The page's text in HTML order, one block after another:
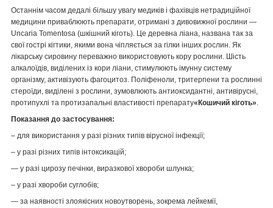
Останнім часом дедалі більшу увагу медиків і фахівців нетрадиційної
медицини приваблюють препарати, отримані з дивовижної рослини —
Uncaria Tomentosa (шкішний кіготь). Це деревна ліана, названа так за
свої гострі кігтики, якими вона чіпляється за гілки інших рослин. Як
лікарську сировину переважно використовують кору рослини. Шість
алкалоїдів, виділених із кори ліани, стимулюють імунну систему
організму, активізують фагоцитоз. Поліфеноли, тритерпени та рослинні
стероїди, виділені з рослини, зумовлюють антиоксидантні, антивірусні,
протипухлі та протизапальні властивості препарату«Кошичий кіготь».
Показання до застосування:
– для використання у разі різних типів вірусної інфекції;
– у разі різних типів інтоксикацій;
— у разі цирозу печінки, виразкової хвороби шлунка;
– у разі хвороби суглобів;
— за наявності злоякісних новоутворень, зокрема лейкемії,